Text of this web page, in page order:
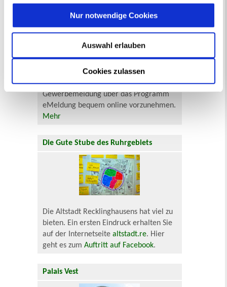
Cookies zulassen
Auswahl erlauben
Nur notwendige Cookies
Behinderung
Arbeitslos
Senioren und Pflege
Finanzielle und soziale Notlagen
Wir bieten Ihnen die Möglichkeit, Ihre
Gewerbemeldung über das Programm
eMeldung bequem online vorzunehmen.
Mehr
Die Gute Stube des Ruhrgebiets
Die Altstadt Recklinghausens hat viel zu
bieten. Ein ersten Eindruck erhalten Sie
auf der Internetseitealtstadt.re. Hier
geht es zumAuftritt auf Facebook.
Palais Vest